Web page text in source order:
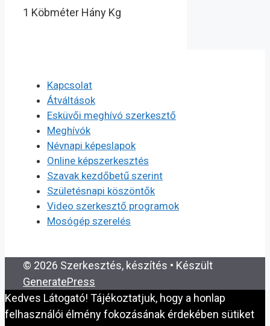
1 Köbméter Hány Kg
Kapcsolat
Átváltások
Esküvői meghívó szerkesztő
Meghívók
Névnapi képeslapok
Online képszerkesztés
Szavak kezdőbetű szerint
Születésnapi köszöntők
Video szerkesztő programok
Mosógép szerelés
© 2026 Szerkesztés, készítés • Készült
GeneratePress
Kedves Látogató! Tájékoztatjuk, hogy a honlap
felhasználói élmény fokozásának érdekében sütiket